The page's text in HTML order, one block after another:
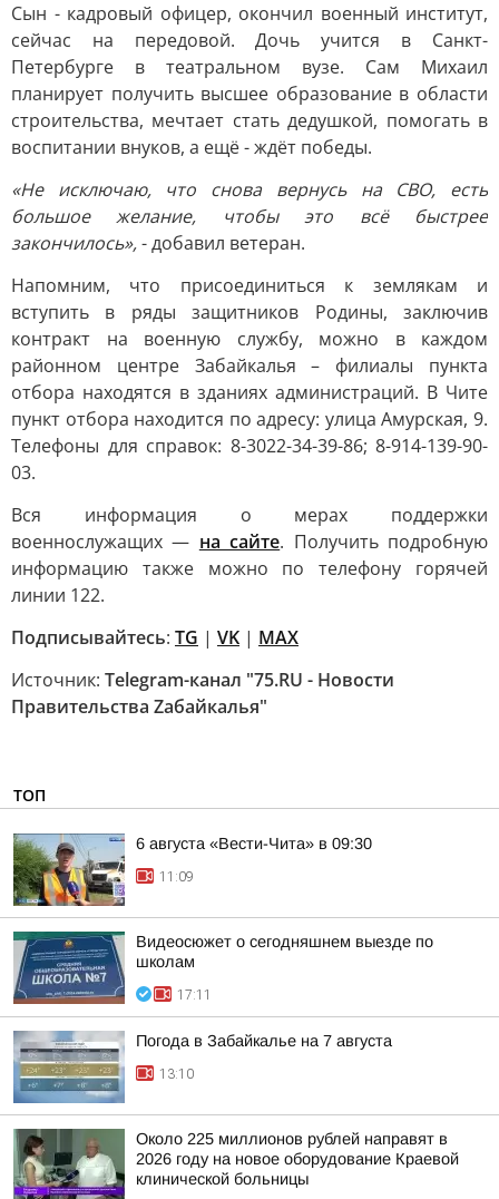
Сын - кадровый офицер, окончил военный институт,
сейчас на передовой. Дочь учится в Санкт-
Петербурге в театральном вузе. Сам Михаил
планирует получить высшее образование в области
строительства, мечтает стать дедушкой, помогать в
воспитании внуков, а ещё - ждёт победы.
«Не исключаю, что снова вернусь на СВО, есть
большое желание, чтобы это всё быстрее
закончилось»,- добавил ветеран.
Напомним, что присоединиться к землякам и
вступить в ряды защитников Родины, заключив
контракт на военную службу, можно в каждом
районном центре Забайкалья – филиалы пункта
отбора находятся в зданиях администраций. В Чите
пункт отбора находится по адресу: улица Амурская, 9.
Телефоны для справок: 8-3022-34-39-86; 8-914-139-90-
03.
Вся информация о мерах поддержки
военнослужащих — на сайте. Получить подробную
информацию также можно по телефону горячей
линии 122.
Подписывайтесь: TG | VK | MAX
Источник: Telegram-канал "75.RU - Новости
Правительства Zабайкалья"
ТОП
6 августа «Вести-Чита» в 09:30
11:09
Видеосюжет о сегодняшнем выезде по
школам
17:11
Погода в Забайкалье на 7 августа
13:10
Около 225 миллионов рублей направят в
2026 году на новое оборудование Краевой
клинической больницы